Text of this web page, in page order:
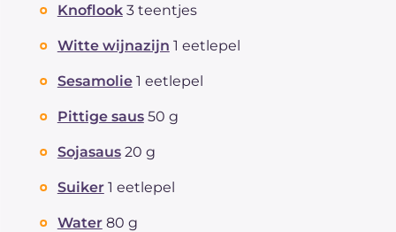
Knoflook 3 teentjes
Witte wijnazijn 1 eetlepel
Sesamolie 1 eetlepel
Pittige saus 50 g
Sojasaus 20 g
Suiker 1 eetlepel
Water 80 g